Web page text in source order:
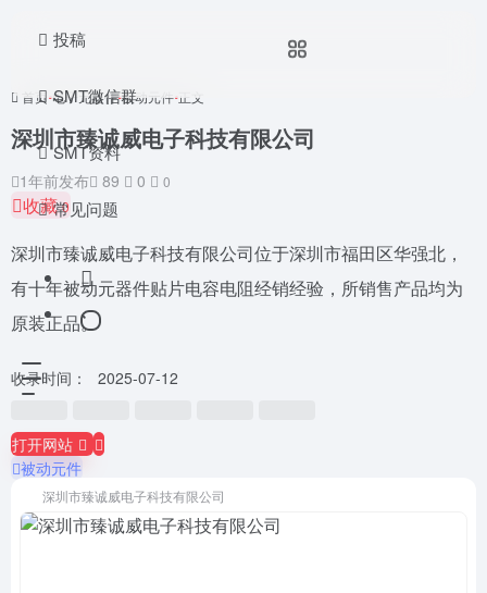
投稿
SMT微信群
SMT资料
常见问题
首页•电子元器件•被动元件•正文
深圳市臻诚威电子科技有限公司
1年前发布 89 0 0
收藏0
深圳市臻诚威电子科技有限公司位于深圳市福田区华强北，
有十年被动元器件贴片电容电阻经销经验，所销售产品均为
原装正品。
收录时间： 2025-07-12
打开网站
被动元件
深圳市臻诚威电子科技有限公司